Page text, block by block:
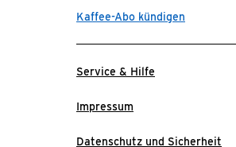
Kaffee-Abo kündigen
Service & Hilfe
Impressum
Datenschutz und Sicherheit